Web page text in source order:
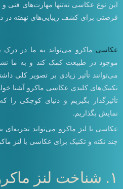
این نوع عکاسی نه‌تنها مهارت‌های فنی
فرصتی برای کشف زیبایی‌های نهفته در
عکاسی ماکرو می‌تواند به ما در درک
موجود در طبیعت کمک کند و به ما
می‌توانند تأثیر زیادی بر تصویر کلی
تکنیک‌های کلیدی عکاسی ماکرو آشنا
تأثیرگذار بگیریم و دنیای کوچکی را
نمایش بگذاریم.
عکاسی با لنز ماکرو می‌تواند تجربه‌ای
چند نکته و تکنیک برای عکاسی با لنز
۱. شناخت لنز ماکرو